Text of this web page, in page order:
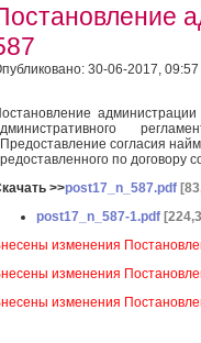
30-06-2017, 09:57
согласия
по договору
>>post17_n_587.pdf
post17_n_587-1.pdf
изменения
изменения
изменения